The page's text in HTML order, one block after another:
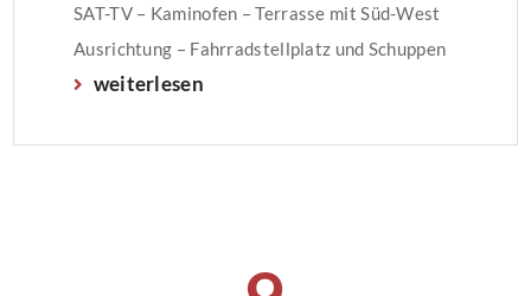
SAT-TV – Kaminofen – Terrasse mit Süd-West
Ausrichtung – Fahrradstellplatz und Schuppen
– 2 Carportstellplätze für je € 35,00 monatlich
weiterlesen